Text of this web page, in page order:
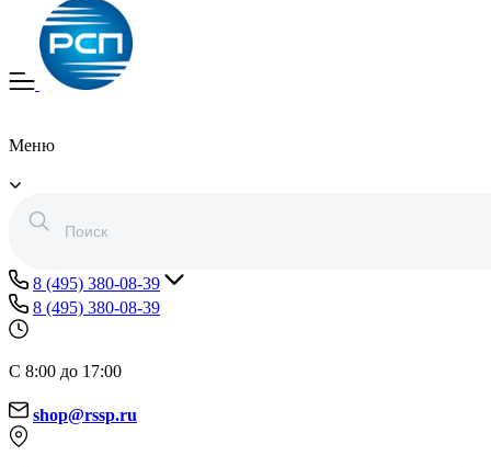
Меню
8 (495) 380-08-39
8 (495) 380-08-39
С 8:00 до 17:00
shop@rssp.ru